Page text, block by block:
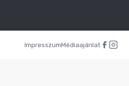
ImpresszumMédiaajánlat